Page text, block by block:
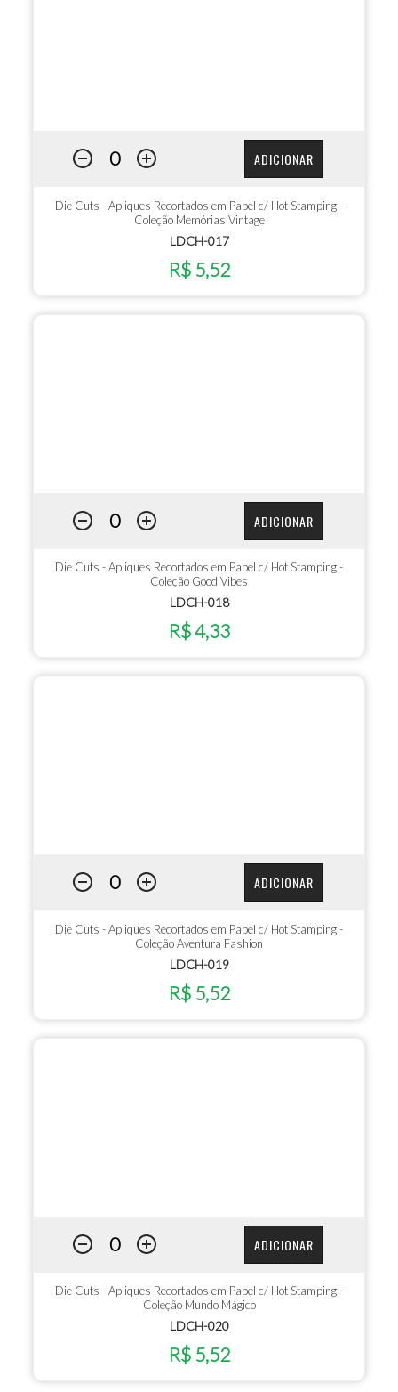
ADICIONAR
Die Cuts - Apliques Recortados em Papel c/ Hot Stamping -
Coleção Memórias Vintage
LDCH-017
R$ 5,52
ADICIONAR
Die Cuts - Apliques Recortados em Papel c/ Hot Stamping -
Coleção Good Vibes
LDCH-018
R$ 4,33
ADICIONAR
Die Cuts - Apliques Recortados em Papel c/ Hot Stamping -
Coleção Aventura Fashion
LDCH-019
R$ 5,52
ADICIONAR
Die Cuts - Apliques Recortados em Papel c/ Hot Stamping -
Coleção Mundo Mágico
LDCH-020
R$ 5,52